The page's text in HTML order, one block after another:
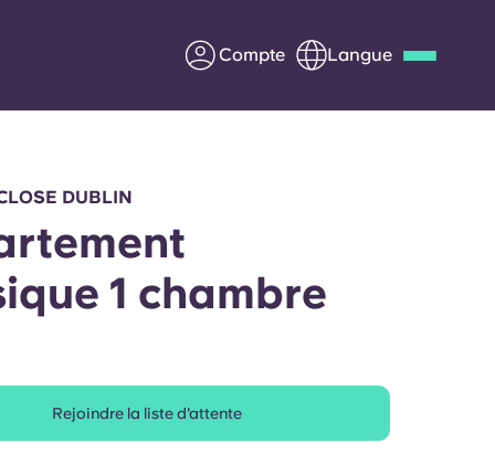
Compte Langue
parents
DUBLIN
1 chambre
Rejoindre la liste d'attente